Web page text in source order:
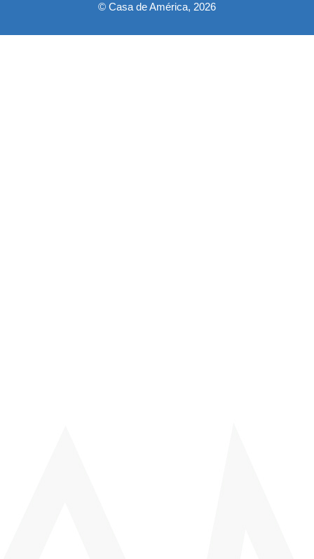
© Casa de América, 2026